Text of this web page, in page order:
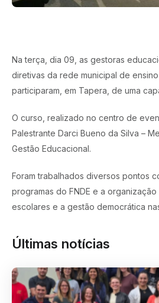
Na terça, dia 09, as gestoras
diretivas da rede municipal de
participaram, em Tapera, de uma
O curso, realizado no centro de
Palestrante Darci Bueno da Silva –
Gestão Educacional.
Foram trabalhados diversos pontos
programas do FNDE e a
escolares e a gestão democrática
Últimas notícias